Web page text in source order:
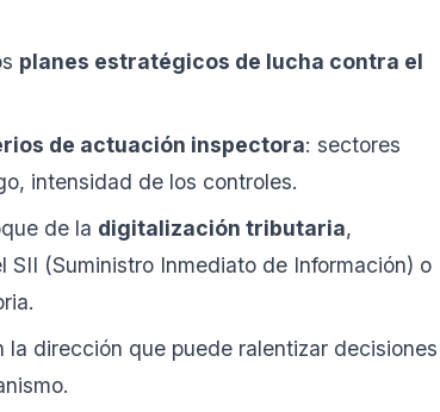
planes estratégicos de lucha contra el
de actuación inspectora: sectores
intensidad de los controles.
de la digitalización tributaria,
(Suministro Inmediato de Información) o
la dirección que puede ralentizar decisiones